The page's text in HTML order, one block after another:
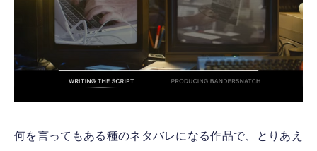
何を言ってもある種のネタバレになる作品で、とりあえ